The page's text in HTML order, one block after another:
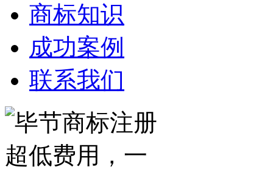
商标知识
成功案例
联系我们